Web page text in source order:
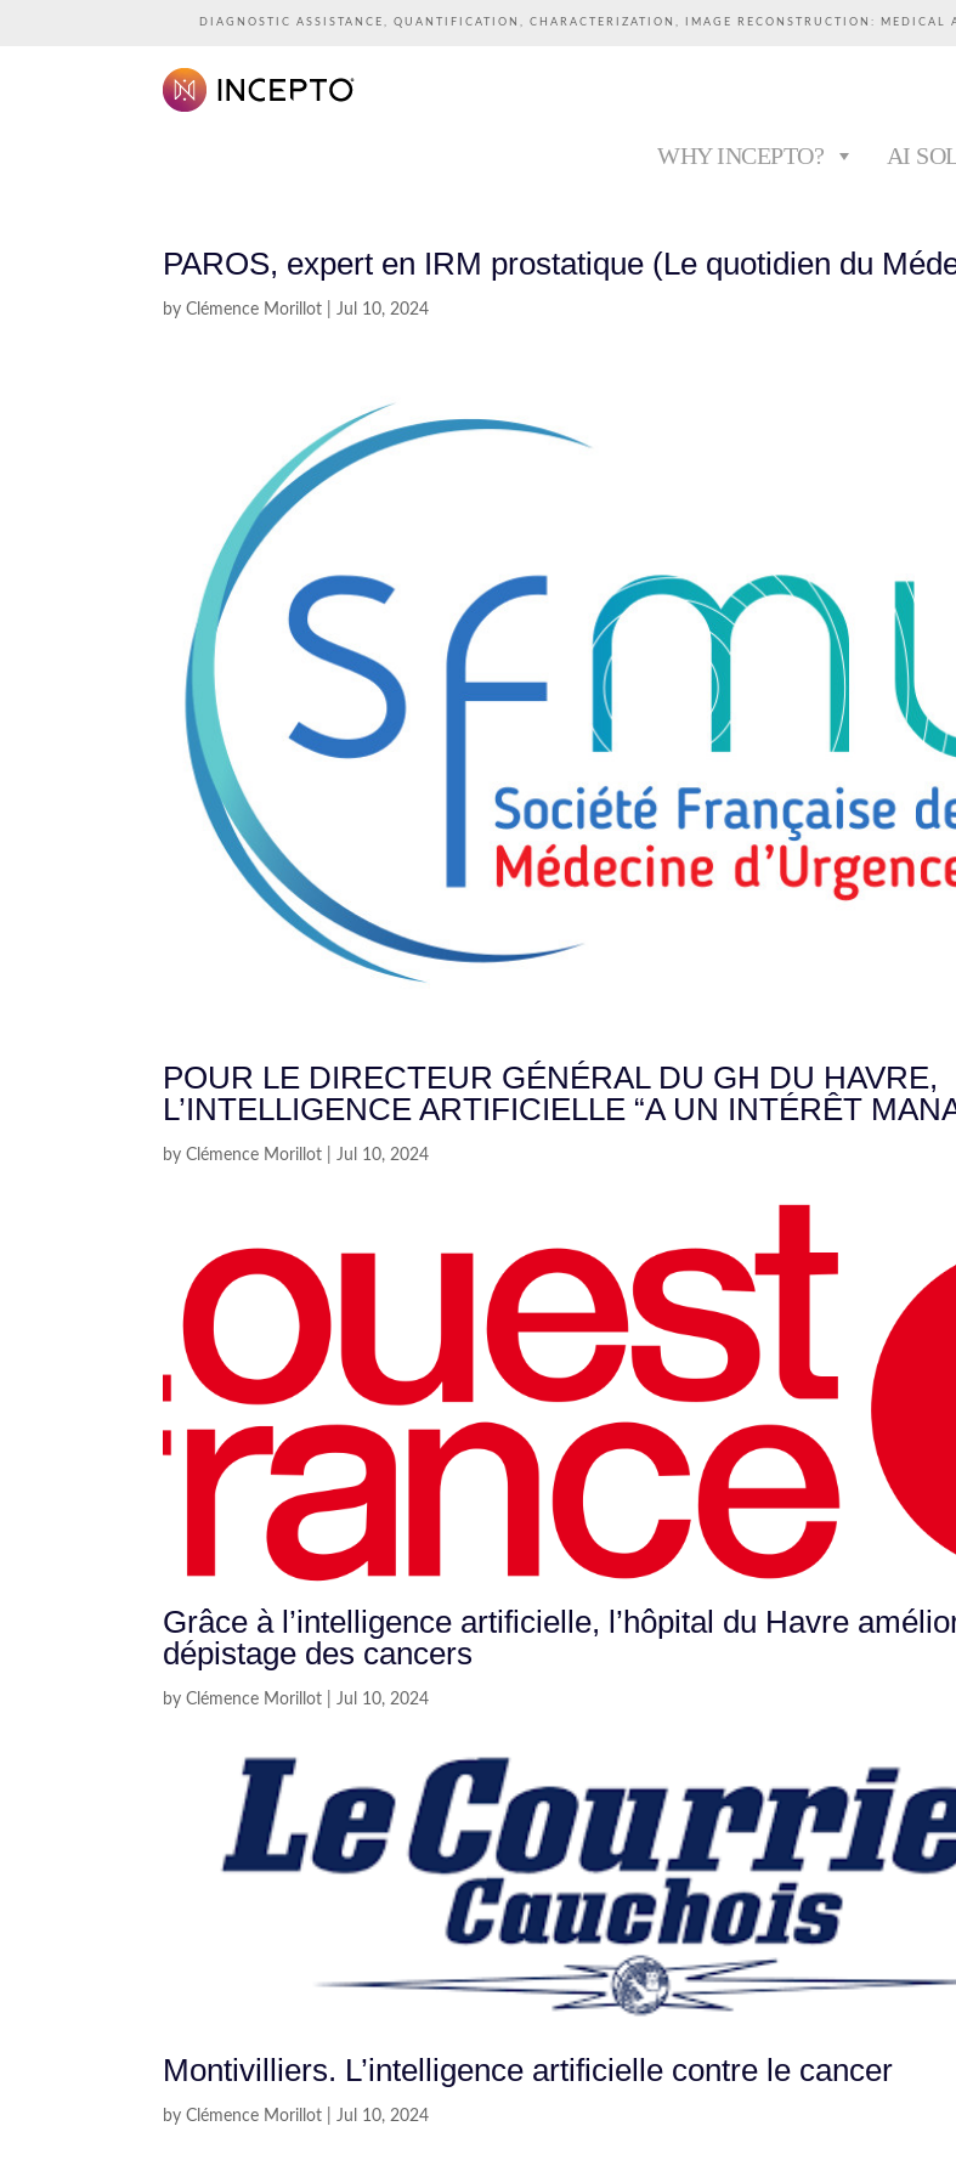
DIAGNOSTIC ASSISTANCE, QUANTIFICATION, CHARACTERIZATION, IMAGE RECONSTRUCTION:
WHY INCEPTO? AI
PAROS, expert en IRM prostatique (Le quotidien du
byClémence Morillot |Jul 10, 2024
POUR LE DIRECTEUR GÉNÉRAL DU GH DU HAVRE,
L’INTELLIGENCE ARTIFICIELLE “A UN INTÉRÊT
byClémence Morillot |Jul 10, 2024
Grâce à l’intelligence artificielle, l’hôpital du Havre
dépistage des cancers
byClémence Morillot Jul 10, 2024
Montivilliers. L’intelligence artificielle contre le cancer
byClémence Morillot |Jul 10, 2024